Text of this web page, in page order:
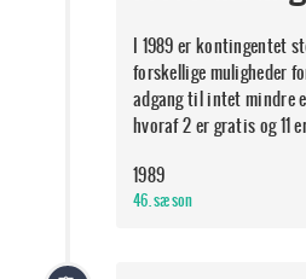
I 1989 er kontingentet
forskellige muligheder
adgang til intet mindre
hvoraf 2 er gratis og 11
1989
46. sæson